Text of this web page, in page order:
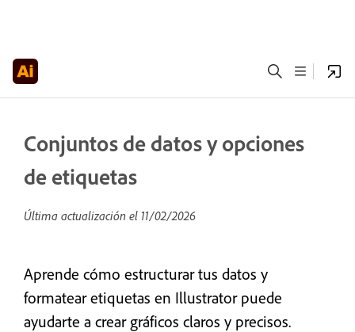
Conjuntos de datos y opciones
de etiquetas
Última actualización el 11/02/2026
Aprende cómo estructurar tus datos y
formatear etiquetas en Illustrator puede
ayudarte a crear gráficos claros y precisos.